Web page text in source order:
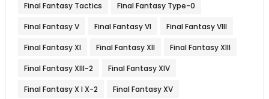
Final Fantasy Tactics Final Fantasy Type-0
Final Fantasy V Final Fantasy VI Final Fantasy VIII
Final Fantasy XI Final Fantasy XII Final Fantasy XIII
Final Fantasy XIII-2 Final Fantasy XIV
Final Fantasy X l X-2 Final Fantasy XV